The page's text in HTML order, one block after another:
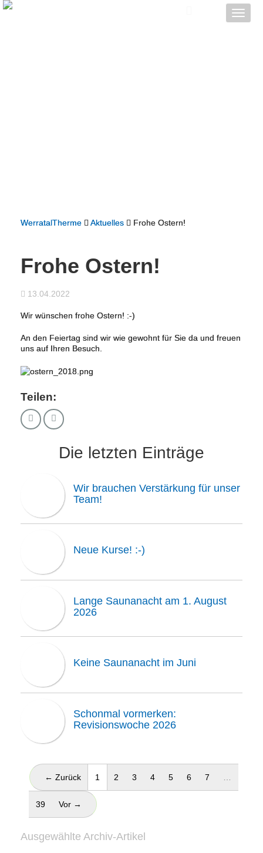
Toggle
WerratalTherme Aktuelles Frohe Ostern!
Frohe Ostern!
13.04.2022
Wir wünschen frohe Ostern! :-)
An den Feiertag sind wir wie gewohnt für Sie da und freuen
uns auf Ihren Besuch.
Teilen:
Die letzten Einträge
Wir brauchen Verstärkung für unser
Team!
Neue Kurse! :-)
Lange Saunanacht am 1. August
2026
Keine Saunanacht im Juni
Schonmal vormerken:
Revisionswoche 2026
← Zurück 1 (aktuell)
2 3 4 5 6 7 …
39 Vor →
Ausgewählte Archiv-Artikel